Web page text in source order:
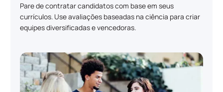
Pare de contratar candidatos com base em seus
currículos. Use avaliações baseadas na ciência para criar
equipes diversificadas e vencedoras.